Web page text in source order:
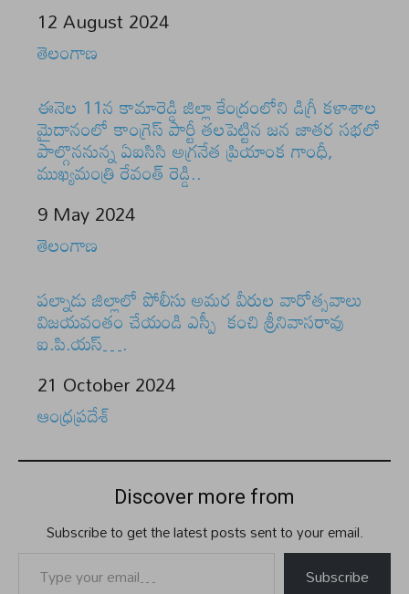
Date
12 August 2024
In relation to
తెలంగాణ
ఈనెల 11న కామారెడ్డి జిల్లా కేంద్రంలోని డిగ్రీ కళాశాల
మైదానంలో కాంగ్రెస్ పార్టీ తలపెట్టిన జన జాతర సభలో
పాల్గొననున్న ఏఐసిసి అగ్రనేత ప్రియాంక గాంధీ,
ముఖ్యమంత్రి రేవంత్ రెడ్డి..
Date
9 May 2024
In relation to
తెలంగాణ
పల్నాడు జిల్లాలో పోలీసు అమర వీరుల వారోత్సవాలు
విజయవంతం చేయండి ఎస్పీ కంచి శ్రీనివాసరావు
ఐ.పి.యస్….
Date
21 October 2024
In relation to
ఆంధ్రప్రదేశ్
Discover more from
Subscribe to get the latest posts sent to your email.
Subscribe